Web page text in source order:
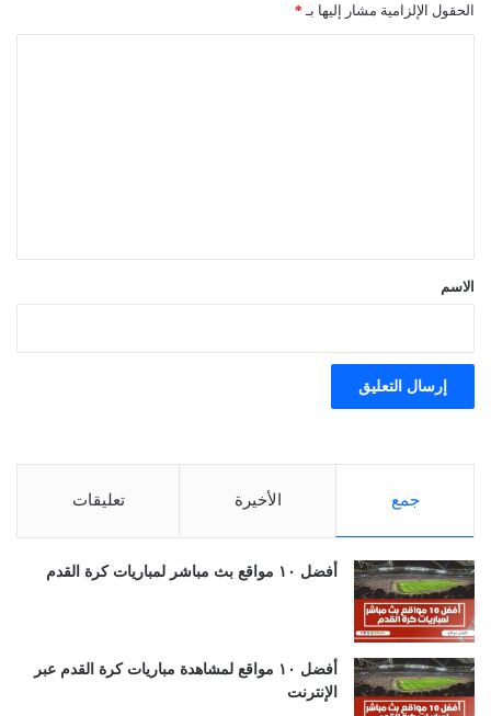
الحقول الإلزامية مشار إليها بـ *
*
الاسم
جمع الأخيرة تعليقات
أفضل ١٠ مواقع بث مباشر لمباريات كرة القدم
أفضل ١٠ مواقع لمشاهدة مباريات كرة القدم عبر
الإنترنت